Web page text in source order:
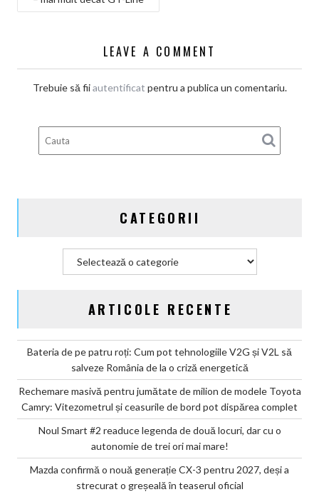
LEAVE A COMMENT
Trebuie să fiiautentificat pentru a publica un comentariu.
CATEGORII
ARTICOLE RECENTE
Bateria de pe patru roți: Cum pot tehnologiile V2G și V2L să
salveze România de la o criză energetică
Rechemare masivă pentru jumătate de milion de modele Toyota
Camry: Vitezometrul și ceasurile de bord pot dispărea complet
Noul Smart #2 readuce legenda de două locuri, dar cu o
autonomie de trei ori mai mare!
Mazda confirmă o nouă generație CX-3 pentru 2027, deși a
strecurat o greșeală în teaserul oficial